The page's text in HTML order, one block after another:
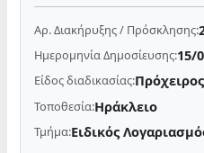
Αρ. Διακήρυξης / Πρόσκλησης:
Ημερομηνία Δημοσίευσης:15/
Είδος διαδικασίας:
Τοποθεσία:Ηράκλειο
Τμήμα:Ειδικός